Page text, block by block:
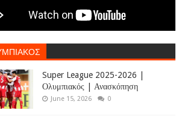
Super League 2025-2026 |
Ολυμπιακός | Ανασκόπηση
June 15, 2026 0